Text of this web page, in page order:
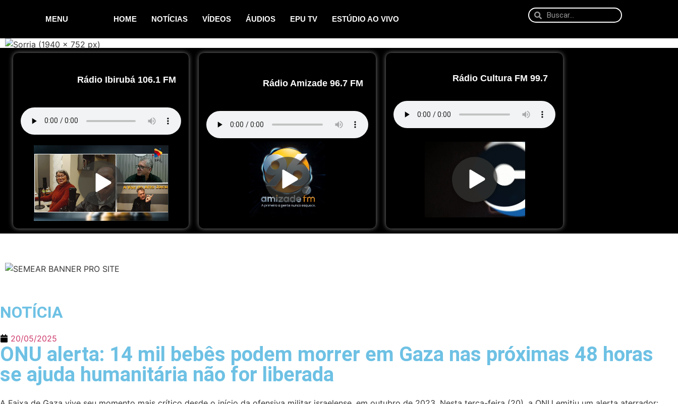
MENU HOME NOTÍCIAS VÍDEOS ÁUDIOS EPU TV ESTÚDIO AO VIVO
Rádio Ibirubá 106.1 FM Rádio Amizade 96.7 FM Rádio Cultura FM 99.7
NOTÍCIA
20/05/2025
ONU alerta: 14 mil bebês podem morrer em Gaza nas próximas 48 horas
se ajuda humanitária não for liberada